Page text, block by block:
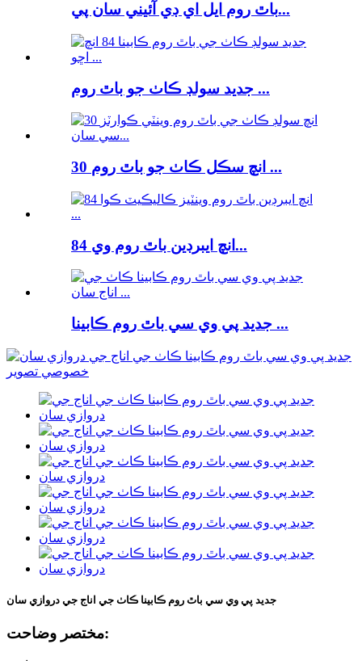
باٿ روم ايل اي ڊي آئيني سان پي...
جديد سولڊ ڪاٺ جو باٿ روم ...
30 انچ سڪل ڪاٺ جو باٿ روم ...
84 انچ ايبرڊين باٿ روم وي...
جديد پي وي سي باٿ روم ڪابينا ...
جديد پي وي سي باٿ روم ڪابينا ڪاٺ جي اناج جي دروازي سان
مختصر وضاحت: